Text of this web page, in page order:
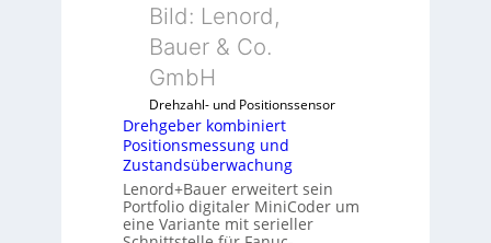
d
u
g
k
o
n
f
i
g
G
a
e
n
R
a
s
e
m
b
i
i
e
Bild: Lenord,
Bauer & Co.
GmbH
Drehzahl- und Positionssensor
Drehgeber kombiniert
Positionsmessung und
Zustandsüberwachung
Lenord+Bauer erweitert sein
Portfolio digitaler MiniCoder um
eine Variante mit serieller